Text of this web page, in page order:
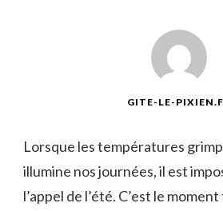
GITE-LE-
Lorsque les‌ températures
illumine nos journées, ⁤il est
l’appel de l’été. C’est le